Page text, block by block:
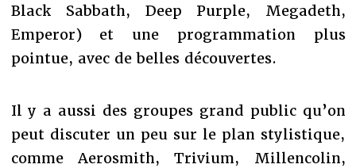
Black Sabbath, Deep Purple, Megadeth,
Emperor) et une programmation plus
pointue, avec de belles découvertes.
Il y a aussi des groupes grand public qu’on
peut discuter un peu sur le plan stylistique,
comme Aerosmith, Trivium, Millencolin,